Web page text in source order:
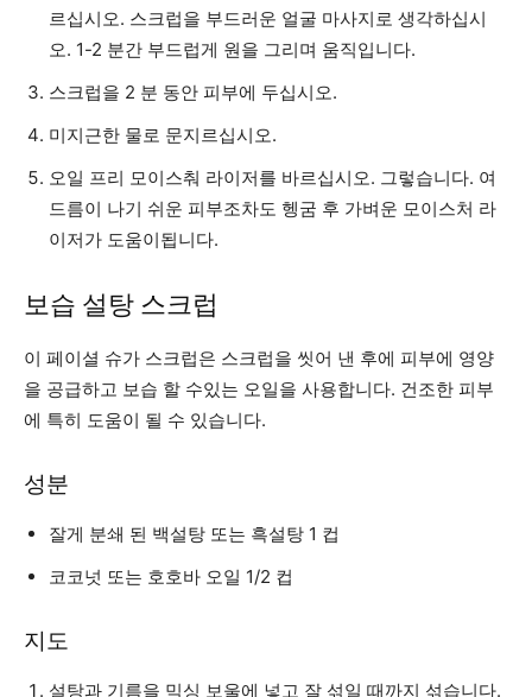
르십시오. 스크럽을 부드러운 얼굴 마사지로 생각하십시
오. 1-2 분간 부드럽게 원을 그리며 움직입니다.
스크럽을 2 분 동안 피부에 두십시오.
미지근한 물로 문지르십시오.
오일 프리 모이스춰 라이저를 바르십시오. 그렇습니다. 여
드름이 나기 쉬운 피부조차도 헹굼 후 가벼운 모이스처 라
이저가 도움이됩니다.
보습 설탕 스크럽
이 페이셜 슈가 스크럽은 스크럽을 씻어 낸 후에 피부에 영양
을 공급하고 보습 할 수있는 오일을 사용합니다. 건조한 피부
에 특히 도움이 될 수 있습니다.
성분
잘게 분쇄 된 백설탕 또는 흑설탕 1 컵
코코넛 또는 호호바 오일 1/2 컵
지도
설탕과 기름을 믹싱 보울에 넣고 잘 섞일 때까지 섞습니다.